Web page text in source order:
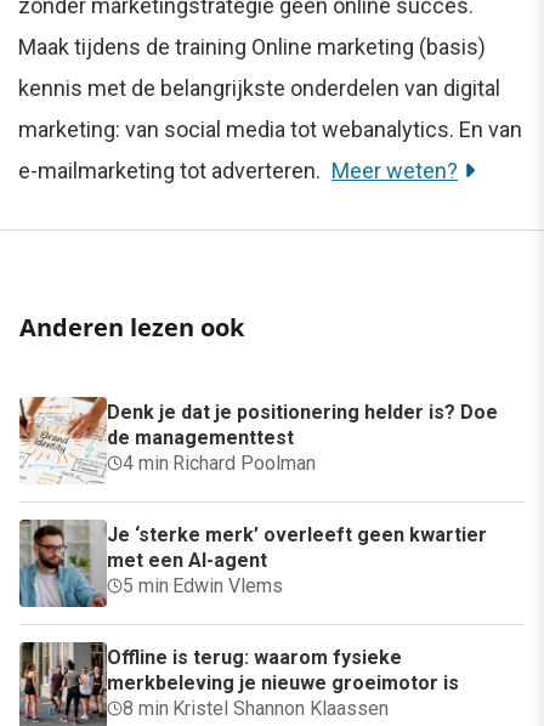
Maak tijdens de training Online marketing (basis)
kennis met de belangrijkste onderdelen van digital
marketing: van social media tot webanalytics. En van
e-mailmarketing tot adverteren. Meer weten?
Anderen lezen ook
Denk je dat je positionering helder is? Doe
de managementtest
4 min·Richard Poolman
Je ‘sterke merk’ overleeft geen kwartier
met een AI-agent
5 min·Edwin Vlems
Offline is terug: waarom fysieke
merkbeleving je nieuwe groeimotor is
8 min·Kristel Shannon Klaassen